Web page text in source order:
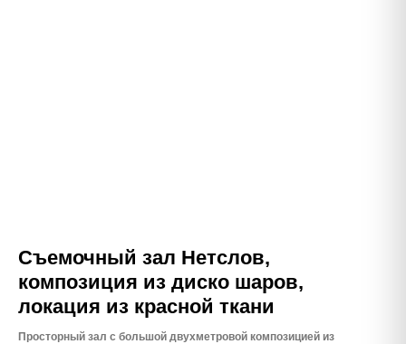
Съемочный зал Нетслов,
композиция из диско шаров,
локация из красной ткани
Просторный зал с большой двухметровой композицией из